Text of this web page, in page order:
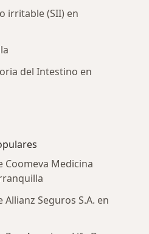
irritable (SII) en
del Intestino en
Medicina
Seguros S.A. en